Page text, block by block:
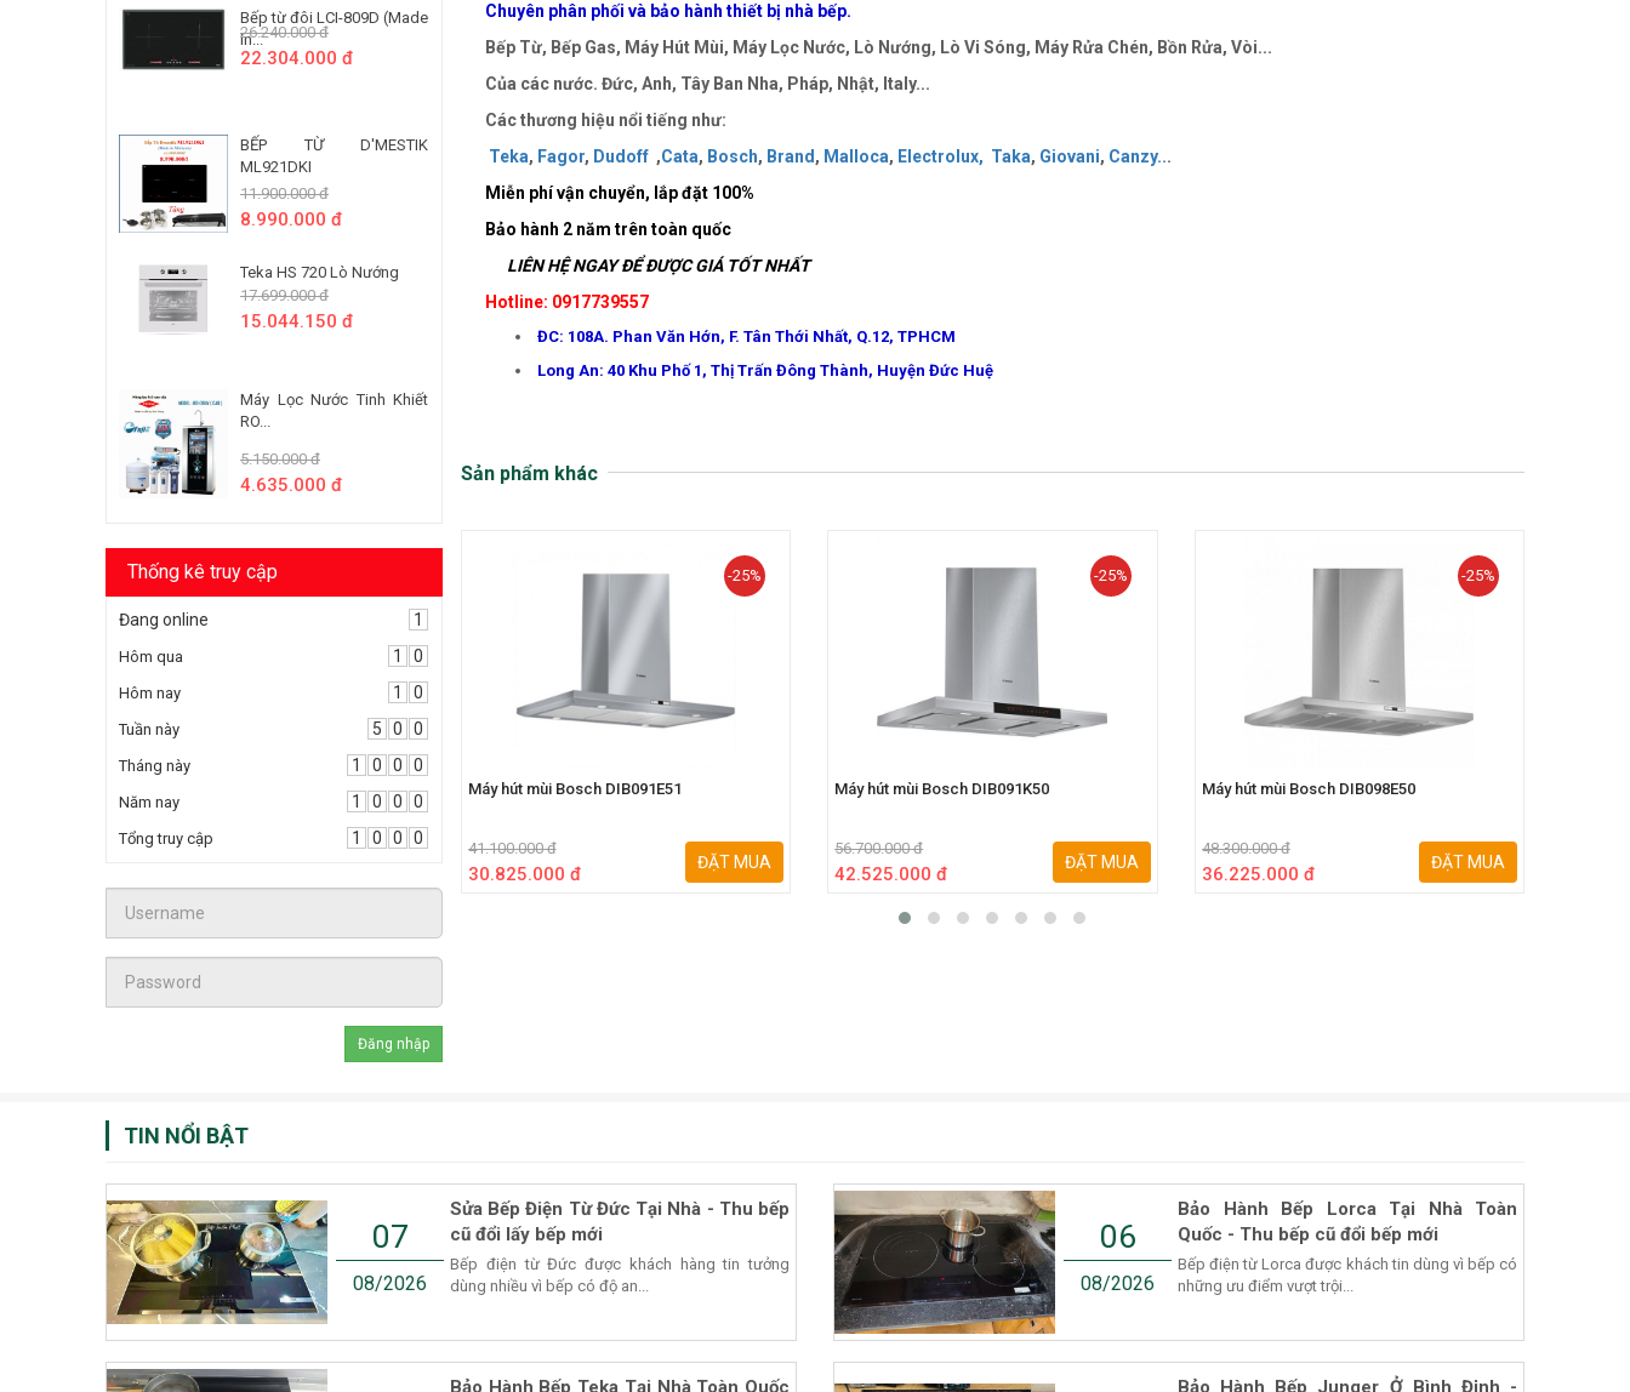
Bếp từ đôi LCI-809D (Made
In...
26.240.000 đ
22.304.000 đ
BẾP TỪ D'MESTIK
ML921DKI
11.900.000 đ
8.990.000 đ
Teka HS 720 Lò Nướng
17.699.000 đ
15.044.150 đ
Máy Lọc Nước Tinh Khiết
RO...
5.150.000 đ
4.635.000 đ
Thống kê truy cập
Đang online 1
Hôm qua 1 0
Hôm nay 1 0
Tuần này 5 0 0
Tháng này 1 0 0 0
Năm nay 1 0 0 0
Tổng truy cập 1 0 0 0
Chuyên phân phối và bảo hành thiết bị nhà bếp.
Bếp Từ, Bếp Gas, Máy Hút Mùi, Máy Lọc Nước, Lò Nướng, Lò Vi Sóng, Máy Rửa Chén, Bồn Rửa, Vòi...
Của các nước. Đức, Anh, Tây Ban Nha, Pháp, Nhật, Italy...
Các thương hiệu nổi tiếng như:
Teka, Fagor, Dudoff ,Cata, Bosch, Brand, Malloca, Electrolux, Taka, Giovani, Canzy...
Miễn phí vận chuyển, lắp đặt 100%
Bảo hành 2 năm trên toàn quốc
LIÊN HỆ NGAY ĐỂ ĐƯỢC GIÁ TỐT NHẤT
Hotline: 0917739557
ĐC: 108A. Phan Văn Hớn, F. Tân Thới Nhất, Q.12, TPHCM
Long An: 40 Khu Phố 1, Thị Trấn Đông Thành, Huyện Đức Huệ
Sản phẩm khác
-25%
Máy hút mùi Bosch DIB091E51
41.100.000 đ
30.825.000 đ
ĐẶT MUA
-25%
Máy hút mùi Bosch DIB091K50
56.700.000 đ
42.525.000 đ
ĐẶT MUA
-25%
Máy hút mùi Bosch DIB098E50
48.300.000 đ
36.225.000 đ
ĐẶT MUA
TIN NỔI BẬT
07
08/2026
Sửa Bếp Điện Từ Đức Tại Nhà - Thu bếp
cũ đổi lấy bếp mới
Bếp điện từ Đức được khách hàng tin tưởng
dùng nhiều vì bếp có độ an...
06
08/2026
Bảo Hành Bếp Lorca Tại Nhà Toàn
Quốc - Thu bếp cũ đổi bếp mới
Bếp điện từ Lorca được khách tin dùng vì bếp có
những ưu điểm vượt trội...
Bảo Hành Bếp Teka Tại Nhà Toàn Quốc Bảo Hành Bếp Junger Ở Bình Định -